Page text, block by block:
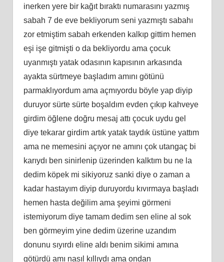
inerken yere bir kağıt bıraktı numarasını yazmış
sabah 7 de eve bekliyorum seni yazmıştı sabahı
zor etmiştim sabah erkenden kalkıp gittim hemen
eşi işe gitmişti o da bekliyordu ama çocuk
uyanmıştı yatak odasının kapısının arkasında
ayakta sürtmeye başladım amını götünü
parmaklıyordum ama açmıyordu böyle yap diyip
duruyor sürte sürte boşaldım evden çıkıp kahveye
girdim öğlene doğru mesaj attı çocuk uydu gel
diye tekarar girdim artık yatak taydık üstüne yattım
ama ne memesini açıyor ne amını çok utangaç bi
karıydı ben sinirlenip üzerinden kalktım bu ne la
dedim köpek mi sikiyoruz sanki diye o zaman a
kadar hastayım diyip duruyordu kıvırmaya başladı
hemen hasta değilim ama şeyimi görmeni
istemiyorum diye tamam dedim sen eline al sok
ben görmeyim yine dedim üzerine uzandım
donunu sıyırdı eline aldı benim sikimi amına
götürdü amı nasıl kıllıydı ama ondan